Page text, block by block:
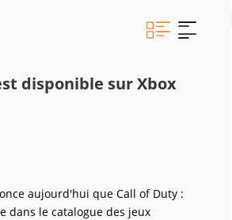
disponible sur Xbox
aujourd'hui que Call of Duty :
dans le catalogue des jeux